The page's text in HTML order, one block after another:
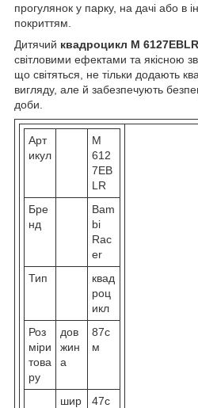
прогулянок у парку, на дачі або в
покриттям.
Дитячий квадроцикл M 6127EBLR
світловими ефектами та якісною
що світяться, не тільки додають
вигляду, але й забезпечують
доби.
Арт
икул
M
612
7EB
LR
Бре
нд
Bam
bi
Rac
er
Тип
квад
роц
икл
Роз
міри
това
ру
дов
жин
а
87с
м
шир
47с